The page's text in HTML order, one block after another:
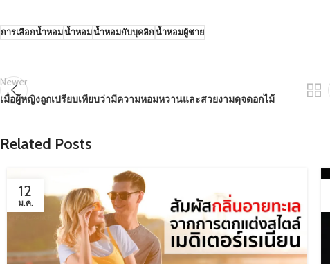
การเลือกน้ำหอมน้ำหอมน้ำหอมกับบุคลิกน้ำหอมผู้ชาย
Newer
เมื่อผู้หญิงถูกเปรียบเทียบว่ามีความหอมหวานและสวยงามดุจดอกไม้
Related Posts
12
ม.ค.